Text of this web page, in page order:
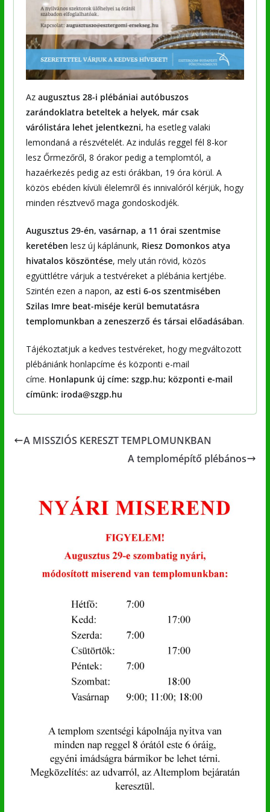
Azaugusztus 28-i plébániai autóbuszos
zarándoklatra beteltek a helyek, már csak
várólistára lehet jelentkezni, ha esetleg valaki
lemondaná a részvételét. Az indulás reggel fél 8-kor
lesz Őrmezőről, 8 órakor pedig a templomtól, a
hazaérkezés pedig az esti órákban, 19 óra körül. A
közös ebéden kívüli élelemről és innivalóról kérjük, hogy
minden résztvevő maga gondoskodjék.
Augusztus 29-én, vasárnap, a 11 órai szentmise
keretében lesz új káplánunk, Riesz Domonkos atya
hivatalos köszöntése, mely után rövid, közös
együttlétre várjuk a testvéreket a plébánia kertjébe.
Szintén ezen a napon, az esti 6-os szentmisében
Szilas Imre beat-miséje kerül bemutatásra
templomunkban a zeneszerző és társai előadásában.
Tájékoztatjuk a kedves testvéreket, hogy megváltozott
plébániánk honlapcíme és központi e-mail
címe. Honlapunk új címe: szgp.hu; központi e-mail
címünk: iroda@szgp.hu
A MISSZIÓS KERESZT TEMPLOMUNKBAN
A templomépítő plébános